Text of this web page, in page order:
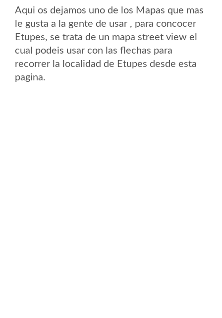
Aqui os dejamos uno de los Mapas que mas
le gusta a la gente de usar , para concocer
Etupes, se trata de un mapa street view el
cual podeis usar con las flechas para
recorrer la localidad de Etupes desde esta
pagina.